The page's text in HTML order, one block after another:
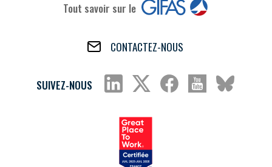
Tout savoir sur le
CONTACTEZ-NOUS
SUIVEZ-NOUS